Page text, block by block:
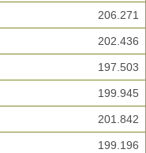
206.271
202.436
197.503
199.945
201.842
199.196